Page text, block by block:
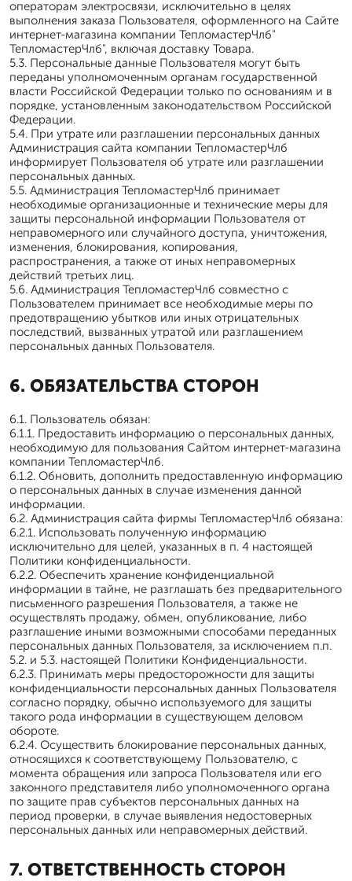
операторам электросвязи, исключительно в целях
выполнения заказа Пользователя, оформленного на Сайте
интернет-магазина компании ТепломастерЧлб"
ТепломастерЧлб", включая доставку Товара.
5.3. Персональные данные Пользователя могут быть
переданы уполномоченным органам государственной
власти Российской Федерации только по основаниям и в
порядке, установленным законодательством Российской
Федерации.
5.4. При утрате или разглашении персональных данных
Администрация сайта компании ТепломастерЧлб
информирует Пользователя об утрате или разглашении
персональных данных.
5.5. Администрация ТепломастерЧлб принимает
необходимые организационные и технические меры для
защиты персональной информации Пользователя от
неправомерного или случайного доступа, уничтожения,
изменения, блокирования, копирования,
распространения, а также от иных неправомерных
действий третьих лиц.
5.6. Администрация ТепломастерЧлб совместно с
Пользователем принимает все необходимые меры по
предотвращению убытков или иных отрицательных
последствий, вызванных утратой или разглашением
персональных данных Пользователя.
6. ОБЯЗАТЕЛЬСТВА СТОРОН
6.1. Пользователь обязан:
6.1.1. Предоставить информацию о персональных данных,
необходимую для пользования Сайтом интернет-магазина
компании ТепломастерЧлб.
6.1.2. Обновить, дополнить предоставленную информацию
о персональных данных в случае изменения данной
информации.
6.2. Администрация сайта фирмы ТепломастерЧлб обязана:
6.2.1. Использовать полученную информацию
исключительно для целей, указанных в п. 4 настоящей
Политики конфиденциальности.
6.2.2. Обеспечить хранение конфиденциальной
информации в тайне, не разглашать без предварительного
письменного разрешения Пользователя, а также не
осуществлять продажу, обмен, опубликование, либо
разглашение иными возможными способами переданных
персональных данных Пользователя, за исключением п.п.
5.2. и 5.3. настоящей Политики Конфиденциальности.
6.2.3. Принимать меры предосторожности для защиты
конфиденциальности персональных данных Пользователя
согласно порядку, обычно используемого для защиты
такого рода информации в существующем деловом
обороте.
6.2.4. Осуществить блокирование персональных данных,
относящихся к соответствующему Пользователю, с
момента обращения или запроса Пользователя или его
законного представителя либо уполномоченного органа
по защите прав субъектов персональных данных на
период проверки, в случае выявления недостоверных
персональных данных или неправомерных действий.
7. ОТВЕТСТВЕННОСТЬ СТОРОН